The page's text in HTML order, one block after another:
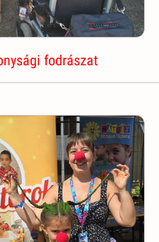
fodrászat